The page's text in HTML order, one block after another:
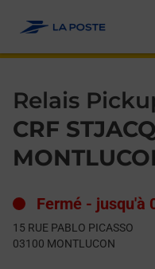
Relais
CRF
Fermé - jusqu'à
15 RUE PABLO PICASSO
03100 MONTLUCON